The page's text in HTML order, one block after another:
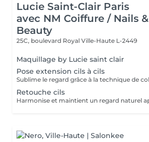
Lucie Saint-Clair Paris
avec NM Coiffure / Nails &
Beauty
25C, boulevard Royal Ville-Haute L-2449
Maquillage by Lucie saint clair
Pose extension cils à cils
Retouche cils